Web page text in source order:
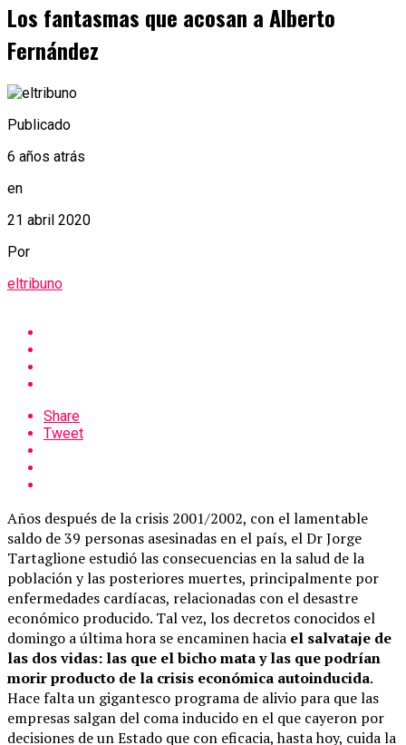
Los fantasmas que acosan a Alberto
Fernández
Publicado
6 años atrás
en
21 abril 2020
Por
eltribuno
Share
Tweet
Años después de la crisis 2001/2002, con el lamentable
saldo de 39 personas asesinadas en el país, el Dr Jorge
Tartaglione estudió las consecuencias en la salud de la
población y las posteriores muertes, principalmente por
enfermedades cardíacas, relacionadas con el desastre
económico producido. Tal vez, los decretos conocidos el
domingo a última hora se encaminen hacia el salvataje de
las dos vidas: las que el bicho mata y las que podrían
morir producto de la crisis económica autoinducida.
Hace falta un gigantesco programa de alivio para que las
empresas salgan del coma inducido en el que cayeron por
decisiones de un Estado que con eficacia, hasta hoy, cuida la